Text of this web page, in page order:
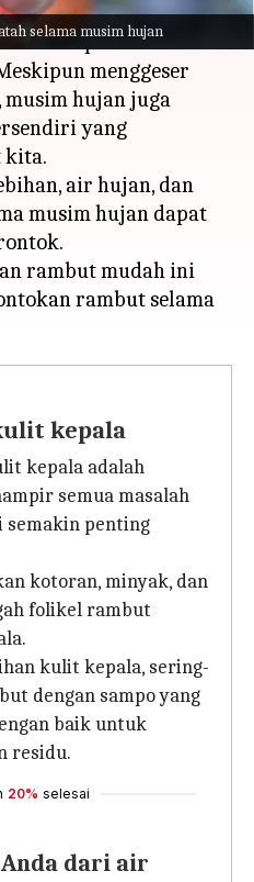
selama musim hujan
terkejut bagaimana
hampir semua
menggeser
musim hujan juga
yang
kita.
air hujan, dan
musim hujan dapat
rambut mudah ini
rambut selama
kepala
kepala adalah
semua masalah
semakin penting
kotoran, minyak, dan
folikel rambut
kulit kepala, sering-
dengan sampo yang
baik untuk
residu.
20% selesai
dari air